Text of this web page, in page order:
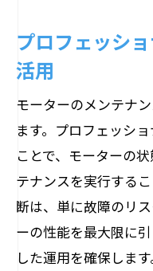
プロフェッシ
活用
モーターのメンテナ
ます。プロフェッシ
ことで、モーターの
テナンスを実行する
断は、単に故障のリ
ーの性能を最大限に
した運用を確保しま